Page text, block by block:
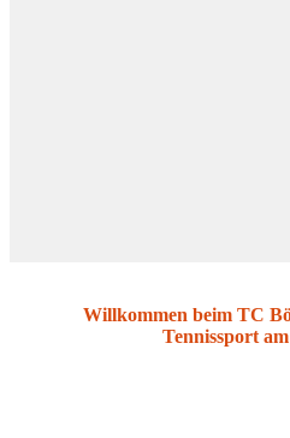
Willkommen beim TC
Tennissport